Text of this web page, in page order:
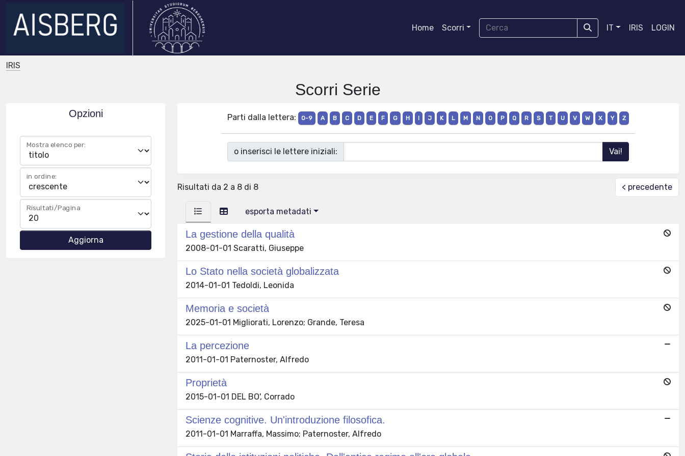
Home Scorri IT IRIS LOGIN
IRIS
Scorri Serie
Opzioni
Mostra elenco per:
in ordine:
Risultati/Pagina
Parti dalla lettera: 0-9 A B C D E F G H I J K L M N O P Q R S T U V W X Y Z
o inserisci le lettere iniziali:
Risultati da 2 a 8 di 8 < precedente
esporta metadati
La gestione della qualità
2008-01-01 Scaratti, Giuseppe
Lo Stato nella società globalizzata
2014-01-01 Tedoldi, Leonida
Memoria e società
2025-01-01 Migliorati, Lorenzo; Grande, Teresa
La percezione
2011-01-01 Paternoster, Alfredo
Proprietà
2015-01-01 DEL BO', Corrado
Scienze cognitive. Un'introduzione filosofica.
2011-01-01 Marraffa, Massimo; Paternoster, Alfredo